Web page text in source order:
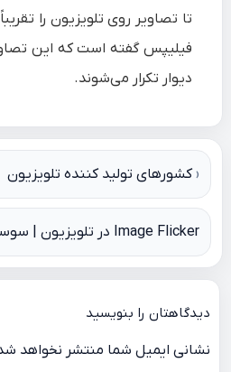
تا تصاویر روی تلویزیون را
فیلیپس گفته است که این
دیوار تکرار می‌شوند.
راهبری
نوشته
کشورهای تولید کننده تلویزیون
Image Flicker در تلویزیون | سوسو زدن تصویر
دیدگاهتان را بنویسید
نشانی ایمیل شما منتشر نخواهد